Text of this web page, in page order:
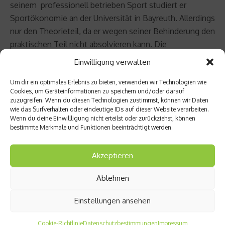
Einwilligung verwalten
Um dir ein optimales Erlebnis zu bieten, verwenden wir Technologien wie
Cookies, um Geräteinformationen zu speichern und/oder darauf
zuzugreifen. Wenn du diesen Technologien zustimmst, können wir Daten
wie das Surfverhalten oder eindeutige IDs auf dieser Website verarbeiten.
Wenn du deine Einwillligung nicht erteilst oder zurückziehst, können
bestimmte Merkmale und Funktionen beeinträchtigt werden.
Akzeptieren
Ablehnen
Einstellungen ansehen
Cookie-RichtlinieDatenschutzbestimmungenImpressum
seinem professionell betrieben Sport studiert er
Sportökonomie an der Universität in Bayreuth. Allerdings
nur den Theorieteil, da er wegen seiner Behinderung den
praktischen Teil nicht absolvieren kann. Die
Ausnahmeregelung wurde vom Bayerischen
aktive Förderung behinderter Sportler. Schmidbergers
größtes Ziel derzeit ist aber Brasilien: „Natürlich werde
ich in Rio 2016 dabei sein, wenn alles beruflich und
gesundheitlich gut läuft.“
Beitrag teilen